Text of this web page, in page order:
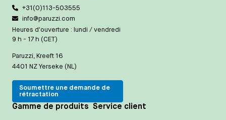
+31(0)113-503555
info@paruzzi.com
Heures d'ouverture : lundi / vendredi
9 h - 17 h (CET)
Paruzzi, Kreeft 16
4401 NZ Yerseke (NL)
Soumettre une demande de
rétractation
Gamme de produits Service client